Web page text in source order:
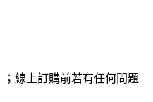
線上訂購前若有任何問題